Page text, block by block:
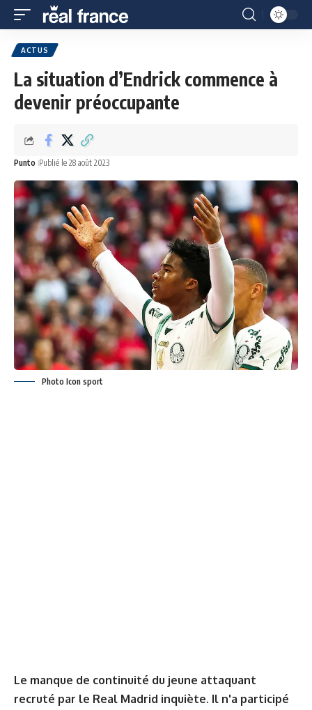
ACTUS
La situation d’Endrick commence à
devenir préoccupante
Punto Publié le 28 août 2023
Photo Icon sport
Le manque de continuité du jeune attaquant
recruté par le Real Madrid inquiète. Il n'a participé